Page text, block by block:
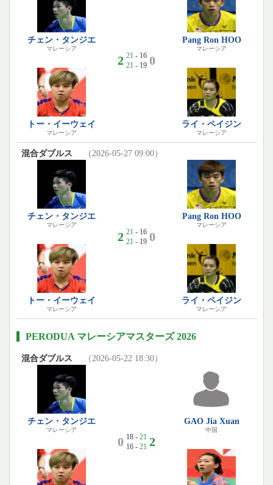
チェン・タンジエ
マレーシア
トー・イーウェイ
マレーシア
2 21 - 16
21 - 19 0
Pang Ron HOO
マレーシア
ライ・ペイジン
マレーシア
混合ダブルス （2026-05-27 09:00）
チェン・タンジエ
マレーシア
トー・イーウェイ
マレーシア
2 21 - 16
21 - 19 0
Pang Ron HOO
マレーシア
ライ・ペイジン
マレーシア
PERODUA マレーシアマスターズ 2026
混合ダブルス （2026-05-22 18:30）
チェン・タンジエ
マレーシア
0 18 - 21
16 - 21 2
GAO Jia Xuan
中国